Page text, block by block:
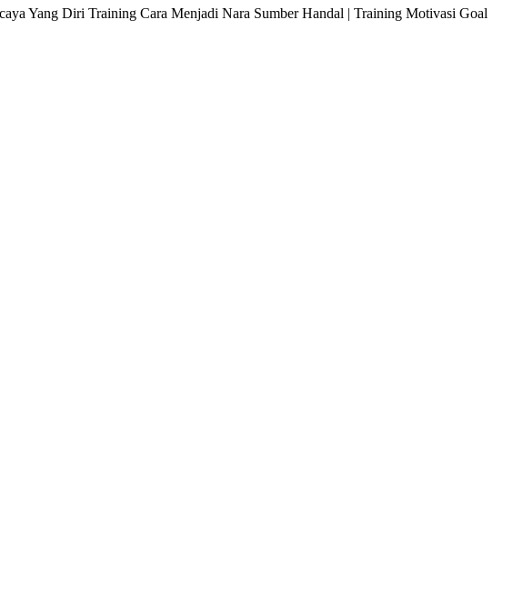
Yang Diri Training Cara Menjadi Nara Sumber Handal | Training Motivasi Goal